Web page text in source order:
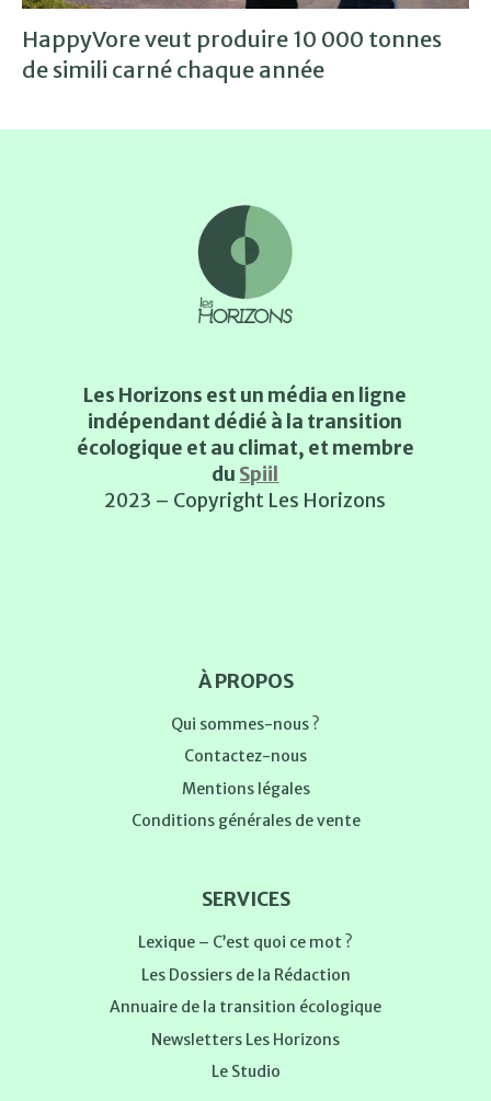
HappyVore veut produire 10 000 tonnes
de simili carné chaque année
Les Horizons est un média en ligne
indépendant dédié à la transition
écologique et au climat, et membre
du Spiil
2023 – Copyright Les Horizons
À PROPOS
Qui sommes-nous ?
Contactez-nous
Mentions légales
Conditions générales de vente
SERVICES
Lexique – C’est quoi ce mot ?
Les Dossiers de la Rédaction
Annuaire de la transition écologique
Newsletters Les Horizons
Le Studio